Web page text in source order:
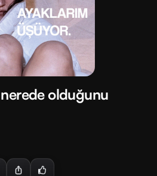
nerede olduğunu